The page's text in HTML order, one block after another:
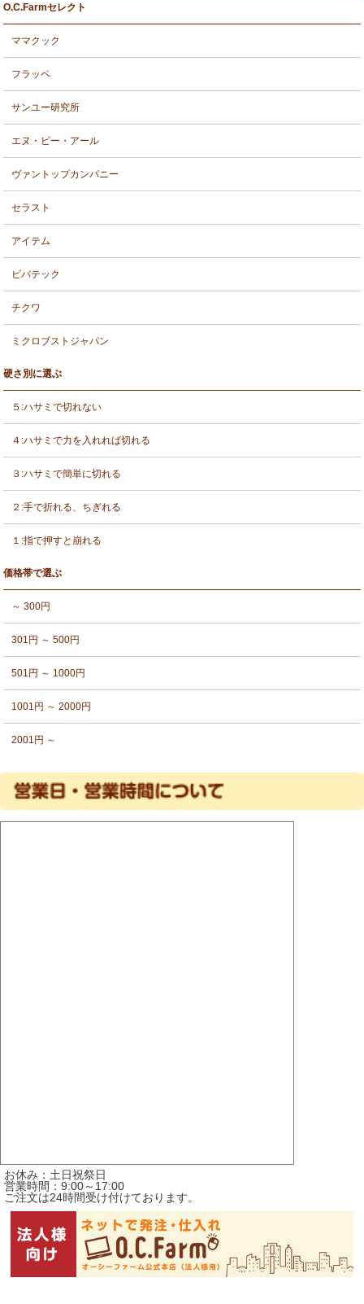
O.C.Farmセレクト
ママクック
フラッペ
サンユー研究所
エヌ・ビー・アール
ヴァントップカンパニー
セラスト
アイテム
ビバテック
チクワ
ミクロブストジャパン
硬さ別に選ぶ
５:ハサミで切れない
４:ハサミで力を入れれば切れる
３:ハサミで簡単に切れる
２:手で折れる、ちぎれる
１:指で押すと崩れる
価格帯で選ぶ
～ 300円
301円 ～ 500円
501円 ～ 1000円
1001円 ～ 2000円
2001円 ～
お休み：土日祝祭日
営業時間：9:00～17:00
ご注文は24時間受け付けております。